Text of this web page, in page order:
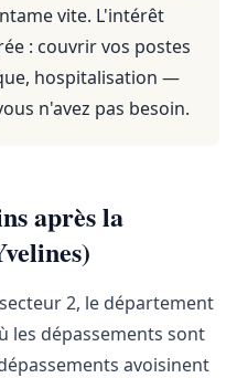
vite. L'intérêt
: couvrir vos postes
hospitalisation —
n'avez pas besoin.
après la
2, le département
les dépassements sont
avoisinent